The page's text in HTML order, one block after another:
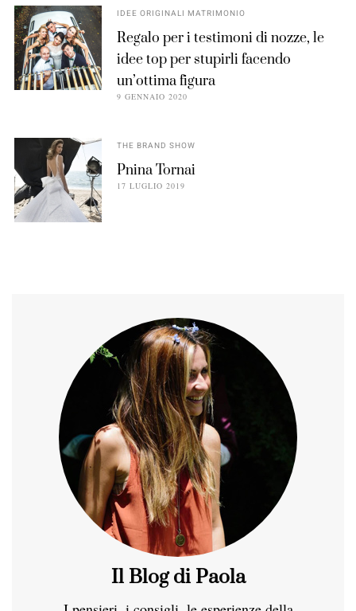
IDEE ORIGINALI MATRIMONIO
Regalo per i testimoni di nozze, le
idee top per stupirli facendo
un’ottima figura
9 GENNAIO 2020
THE BRAND SHOW
Pnina Tornai
17 LUGLIO 2019
Il Blog di Paola